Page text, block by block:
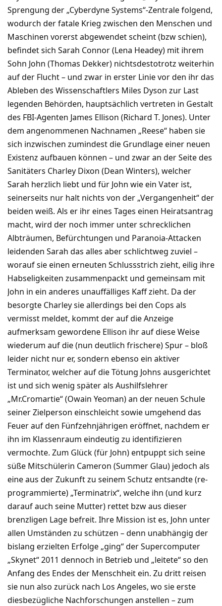
Sprengung der „Cyberdyne Systems“-Zentrale folgend,
wodurch der fatale Krieg zwischen den Menschen und
Maschinen vorerst abgewendet scheint (bzw schien),
befindet sich Sarah Connor (Lena Headey) mit ihrem
Sohn John (Thomas Dekker) nichtsdestotrotz weiterhin
auf der Flucht – und zwar in erster Linie vor den ihr das
Ableben des Wissenschaftlers Miles Dyson zur Last
legenden Behörden, hauptsächlich vertreten in Gestalt
des FBI-Agenten James Ellison (Richard T. Jones). Unter
dem angenommenen Nachnamen „Reese“ haben sie
sich inzwischen zumindest die Grundlage einer neuen
Existenz aufbauen können – und zwar an der Seite des
Sanitäters Charley Dixon (Dean Winters), welcher
Sarah herzlich liebt und für John wie ein Vater ist,
seinerseits nur halt nichts von der „Vergangenheit“ der
beiden weiß. Als er ihr eines Tages einen Heiratsantrag
macht, wird der noch immer unter schrecklichen
Albträumen, Befürchtungen und Paranoia-Attacken
leidenden Sarah das alles aber schlichtweg zuviel –
worauf sie einen erneuten Schlussstrich zieht, eilig ihre
Habseligkeiten zusammenpackt und gemeinsam mit
John in ein anderes unauffälliges Kaff zieht. Da der
besorgte Charley sie allerdings bei den Cops als
vermisst meldet, kommt der auf die Anzeige
aufmerksam gewordene Ellison ihr auf diese Weise
wiederum auf die (nun deutlich frischere) Spur – bloß
leider nicht nur er, sondern ebenso ein aktiver
Terminator, welcher auf die Tötung Johns ausgerichtet
ist und sich wenig später als Aushilfslehrer
„Mr.Cromartie“ (Owain Yeoman) an der neuen Schule
seiner Zielperson einschleicht sowie umgehend das
Feuer auf den Fünfzehnjährigen eröffnet, nachdem er
ihn im Klassenraum eindeutig zu identifizieren
vermochte. Zum Glück (für John) entpuppt sich seine
süße Mitschülerin Cameron (Summer Glau) jedoch als
eine aus der Zukunft zu seinem Schutz entsandte (re-
programmierte) „Terminatrix“, welche ihn (und kurz
darauf auch seine Mutter) rettet bzw aus dieser
brenzligen Lage befreit. Ihre Mission ist es, John unter
allen Umständen zu schützen – denn unabhängig der
bislang erzielten Erfolge „ging“ der Supercomputer
„Skynet“ 2011 dennoch in Betrieb und „leitete“ so den
Anfang des Endes der Menschheit ein. Zu dritt reisen
sie nun also zurück nach Los Angeles, wo sie erste
diesbezügliche Nachforschungen anstellen – zum